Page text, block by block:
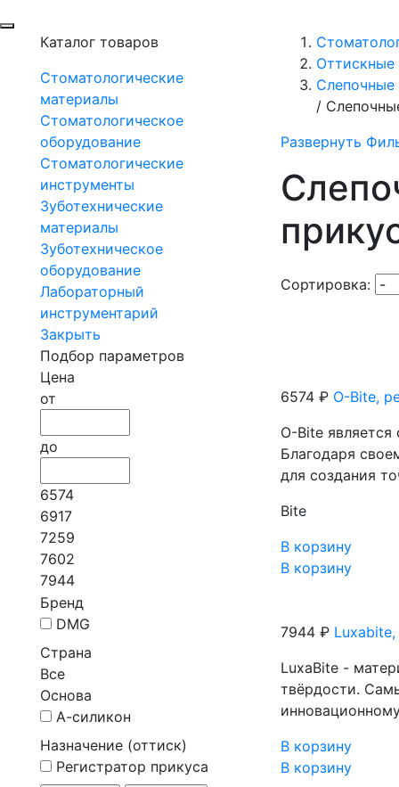
Каталог товаров
Стоматологические
материалы
Стоматологическое
оборудование
Стоматологические
инструменты
Зуботехнические
материалы
Зуботехническое
оборудование
Лабораторный
инструментарий
Закрыть
Подбор параметров
Цена
от
до
6574
6917
7259
7602
7944
Бренд
DMG
Страна
Все
Основа
А-силикон
Назначение (оттиск)
Регистратор прикуса
Оттискные
Слепочные
/
Развернуть
Сортировка:
6574 ₽ O-Bite,
O-Bite
Благодаря
для создания
Bite
В корзину
В корзину
7944 ₽
LuxaBite -
твёрдости.
В корзину
В корзину